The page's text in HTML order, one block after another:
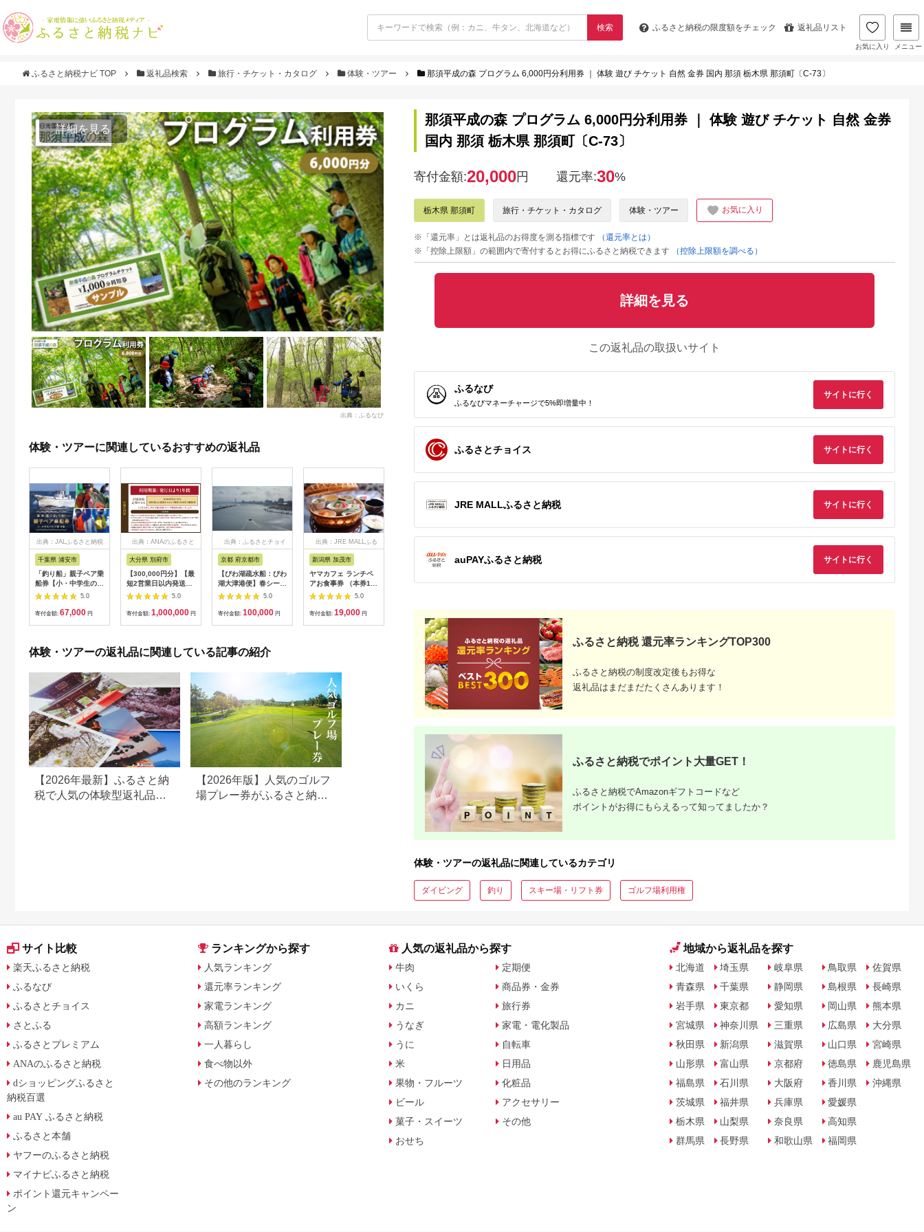
検索 ふるさと納税の限度額をチェック 返礼品リスト
お気に入り メニュー
ふるさと納税ナビ TOP 返礼品検索 旅行・チケット・カタログ 体験・ツアー 那須平成の森 プログラム 6,000円分利用券 ｜ 体験 遊び チケット 自然 金券 国内 那須 栃木県 那須町〔C-73〕
詳細を見る
出典：ふるなび
体験・ツアーに関連しているおすすめの返礼品
出典：JALふるさと納税
千葉県 浦安市
「釣り船」親子ペア乗
船券【小・中学生のお
子様】
5.0
寄付金額: 67,000 円
出典：ANAのふるさと
大分県 別府市
【300,000円分】【最
短2営業日以内発送】
別府市内の旅館やホテ
ルで使用できる宿泊補
助券 楽しい旅の思い
円 30万円 ホテル 旅
館 温泉 旅行 観光 ト
お泊り 別府温泉 別府
観光 地獄めぐり 旅 お
すすめ 人気 体験型 節
約_B030-007
5.0
寄付金額: 1,000,000 円
出典：ふるさとチョイ
京都 府京都市
【びわ湖疏水船：びわ
湖大津港便】春シーズ
ン先行予約権（２名様
分の乗船予約の権利）
5.0
寄付金額: 100,000 円
出典：JRE MALLふる
新潟県 加茂市
ヤマカフェ ランチペ
アお食事券 （本券1枚
で2名様ご利用）北越
の小京都の老舗割烹
「山重」料亭ランチペ
5.0
寄付金額: 19,000 円
長崎県 松浦市
験交流型メニュー)( 体
009】
33,000
神奈川県 小田原市
さと旅行クーポン
行）｜予約 宿泊 観光
チケット 子供 子連れ
カップル 家族 店頭 オ
ンライン ネット 電話
神奈川 神奈川
500,000
テンボス等】JTBふる
期間3年（Eメール発
チケット 子供 子連れ
長崎
100,000
と旅行クーポン
行）｜予約 宿泊 観光
カップル 家族 店頭 オ
10,000
【箱根町】JTBふるさ
と旅行クーポン
行）｜予約 宿泊 観光
カップル 家族 店頭 オ
50,000
大阪府 門真市
令和堂で使える糖質
フ飯1000円分券【 ギ
ット ギフトチケット
4,000
体験・ツアーの返礼品に関連している記事の紹介
【2026年最新】ふるさと納
税で人気の体験型返礼品！
【2026年版】人気のゴルフ
場プレー券がふるさと納税
那須平成の森 プログラム 6,000円分利用券 ｜ 体験 遊び チケット 自然 金券
国内 那須 栃木県 那須町〔C-73〕
寄付金額:20,000円 還元率:30%
栃木県 那須町 旅行・チケット・カタログ 体験・ツアー お気に入り
※「還元率」とは返礼品のお得度を測る指標です
（還元率とは）
※「控除上限額」の範囲内で寄付するとお得にふるさと納税できます
（控除上限額を調べる）
詳細を見る
この返礼品の取扱いサイト
ふるなび
ふるなびマネーチャージで5%即増量中！
サイトに行く
ふるさとチョイス サイトに行く
JRE MALLふるさと納税 サイトに行く
auPAYふるさと納税 サイトに行く
ふるさと納税 還元率ランキングTOP300
ふるさと納税の制度改定後もお得な
返礼品はまだまだたくさんあります！
ふるさと納税でポイント大量GET！
ふるさと納税でAmazonギフトコードなど
ポイントがお得にもらえるって知ってましたか？
体験・ツアーの返礼品に関連しているカテゴリ
ダイビング 釣り スキー場・リフト券 ゴルフ場利用権
サイト比較
楽天ふるさと納税
ふるなび
ふるさとチョイス
さとふる
ふるさとプレミアム
ANAのふるさと納税
dショッピングふるさと
納税百選
au PAY ふるさと納税
ふるさと本舗
ヤフーのふるさと納税
マイナビふるさと納税
ポイント還元キャンペー
ン
ランキングから探す
人気ランキング
還元率ランキング
家電ランキング
高額ランキング
一人暮らし
食べ物以外
その他のランキング
人気の返礼品から探す
牛肉
いくら
カニ
うなぎ
うに
米
果物・フルーツ
ビール
菓子・スイーツ
おせち
定期便
商品券・金券
旅行券
家電・電化製品
自転車
日用品
化粧品
アクセサリー
その他
地域から返礼品を探す
北海道
青森県
岩手県
宮城県
秋田県
山形県
福島県
茨城県
栃木県
群馬県
埼玉県
千葉県
東京都
神奈川県
新潟県
富山県
石川県
福井県
山梨県
長野県
岐阜県
静岡県
愛知県
三重県
滋賀県
京都府
大阪府
兵庫県
奈良県
和歌山県
鳥取県
島根県
岡山県
広島県
山口県
徳島県
香川県
愛媛県
高知県
福岡県
佐賀県
長崎県
熊本県
大分県
宮崎県
鹿児島県
沖縄県